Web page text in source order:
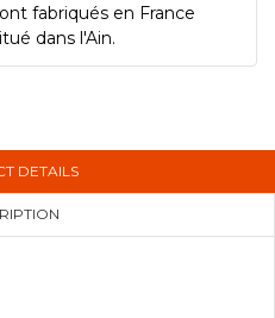
fabriqués en France
dans l'Ain.
DETAILS